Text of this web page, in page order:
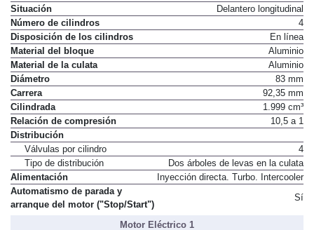
Revoluciones par máximo
2.000 - 4.000 rpm
Situación
Delantero longitudinal
Número de cilindros
4
Disposición de los cilindros
En línea
Material del bloque
Aluminio
Material de la culata
Aluminio
Diámetro
83 mm
Carrera
92,35 mm
Cilindrada
1.999 cm³
Relación de compresión
Distribución
Válvulas por cilindro
4
Tipo de distribución
Dos árboles de levas en la culata
Alimentación
Automatismo de parada y